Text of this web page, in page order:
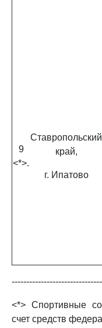
9
<*>.
Ставропольский
край,
г. Ипатово
<*> Спортивные
счет средств